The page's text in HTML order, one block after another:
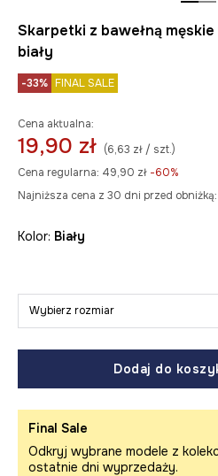
Skarpetki z bawełną
biały
-33% FINAL SALE
Cena aktualna:
19,90 zł (6,63 zł / szt.)
Cena regularna: 49,90 zł -60%
Najniższa cena z 30 dni przed obniżką:
Kolor: biały
Wybierz rozmiar
Dodaj do
Final Sale
Odkryj wybrane modele z
ostatnie dni wyprzedaży.